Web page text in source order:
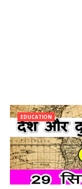
EDUCATION